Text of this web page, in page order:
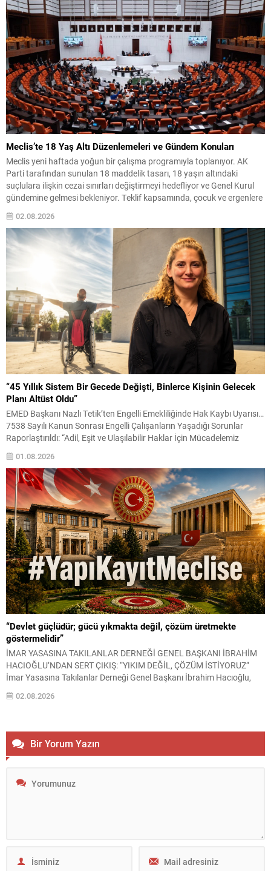
Meclis’te 18 Yaş Altı Düzenlemeleri ve Gündem Konuları
Meclis yeni haftada yoğun bir çalışma programıyla toplanıyor. AK
Parti tarafından sunulan 18 maddelik tasarı, 18 yaşın altındaki
suçlulara ilişkin cezai sınırları değiştirmeyi hedefliyor ve Genel Kurul
gündemine gelmesi bekleniyor. Teklif kapsamında, çocuk ve ergenlere
kullanılan tanımlarda da düzenlemeye gidilerek uygulamada bir
değişiklik...
02.08.2026
“45 Yıllık Sistem Bir Gecede Değişti, Binlerce Kişinin Gelecek
Planı Altüst Oldu”
EMED Başkanı Nazlı Tetik’ten Engelli Emekliliğinde Hak Kaybı Uyarısı…
7538 Sayılı Kanun Sonrası Engelli Çalışanların Yaşadığı Sorunlar
Raporlaştırıldı: “Adil, Eşit ve Ulaşılabilir Haklar İçin Mücadelemiz
Başkanı Nazlı Tetik, 7538 sayılı Kanun sonrasında engelli çalışanların
ve emeklilerin yaşadığı hak kayıplarına ilişkin kapsamlı bir...
01.08.2026
“Devlet güçlüdür; gücü yıkmakta değil, çözüm üretmekte
göstermelidir”
İMAR YASASINA TAKILANLAR DERNEĞİ GENEL BAŞKANI İBRAHİM
HACIOĞLU’NDAN SERT ÇIKIŞ: “YIKIM DEĞİL, ÇÖZÜM İSTİYORUZ”
İmar Yasasına Takılanlar Derneği Genel Başkanı İbrahim Hacıoğlu,
yapı kayıt mağduriyeti yaşayan milyonlarca vatandaşın beklentilerini
gündeme taşıyarak, mevcut sorunların yalnızca yıkım kararlarıyla
birbirine...
02.08.2026
Bir Yorum Yazın